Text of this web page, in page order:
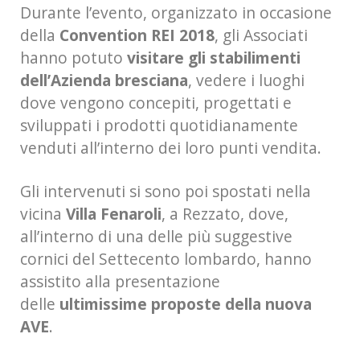
Durante l’evento, organizzato in occasione
della Convention REI 2018, gli Associati
hanno potuto visitare gli stabilimenti
dell’Azienda bresciana, vedere i luoghi
dove vengono concepiti, progettati e
sviluppati i prodotti quotidianamente
venduti all’interno dei loro punti vendita.
Gli intervenuti si sono poi spostati nella
vicina Villa Fenaroli, a Rezzato, dove,
all’interno di una delle più suggestive
cornici del Settecento lombardo, hanno
assistito alla presentazione
delle ultimissime proposte della nuova
AVE.